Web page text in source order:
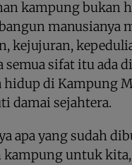
kampung bukan
manusianya
kejujuran,
semua sifat itu ada
hidup di Kampung
damai sejahtera.
apa yang sudah
untuk